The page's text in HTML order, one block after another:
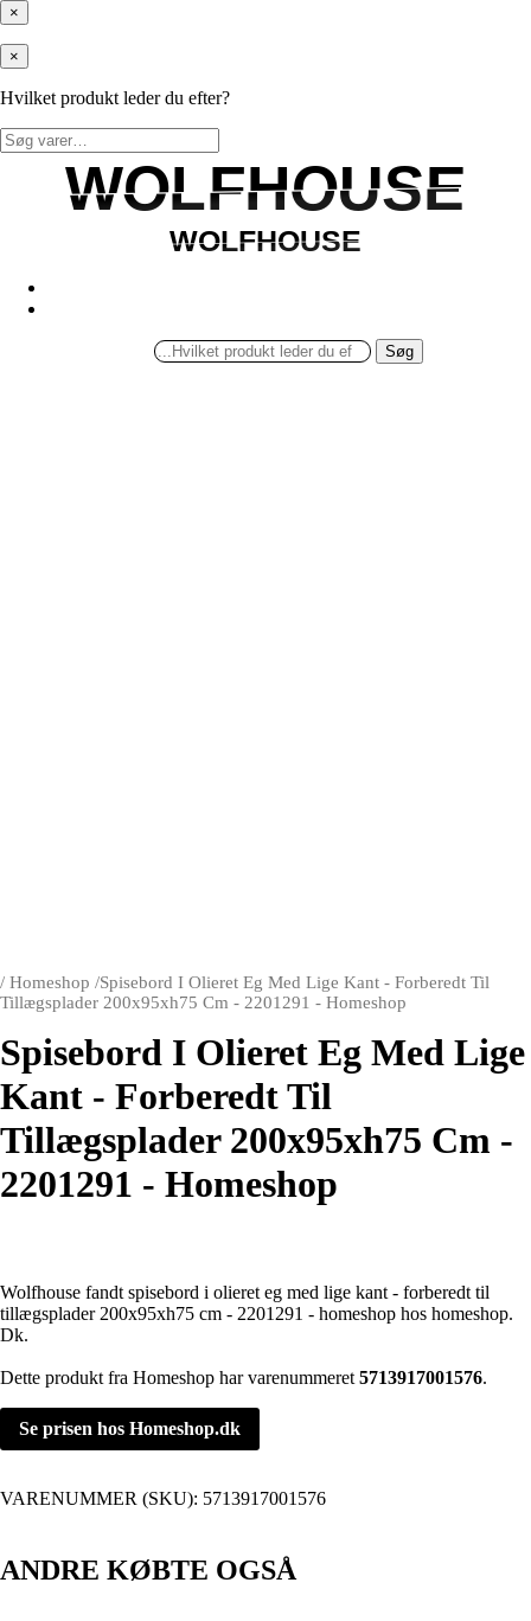
×
×
Hvilket produkt leder du efter?
Søg
efter:
WOLFHOUSE
WOLFHOUSE
WOLFHOUSE
WOLFHOUSE
Søg
/ Homeshop /Spisebord I Olieret Eg Med Lige Kant - Forberedt Til
Tillægsplader 200x95xh75 Cm - 2201291 - Homeshop
Spisebord I Olieret Eg Med Lige
Kant - Forberedt Til
Tillægsplader 200x95xh75 Cm -
2201291 - Homeshop
Wolfhouse fandt spisebord i olieret eg med lige kant - forberedt til
tillægsplader 200x95xh75 cm - 2201291 - homeshop hos homeshop.
Dk.
Dette produkt fra Homeshop har varenummeret 5713917001576.
Se prisen hos Homeshop.dk
VARENUMMER (SKU): 5713917001576
ANDRE KØBTE OGSÅ